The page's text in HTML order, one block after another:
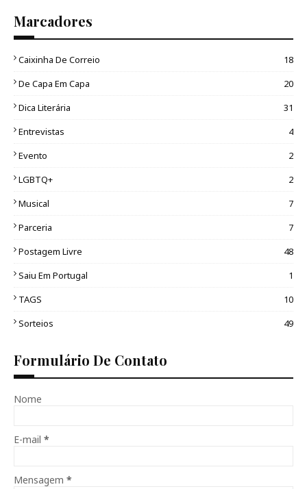
Marcadores
Caixinha De Correio
18
De Capa Em Capa
20
Dica Literária
31
Entrevistas
4
Evento
2
LGBTQ+
2
Musical
7
Parceria
7
Postagem Livre
48
Saiu Em Portugal
1
TAGS
10
Sorteios
49
Formulário De Contato
Nome
E-mail *
Mensagem *